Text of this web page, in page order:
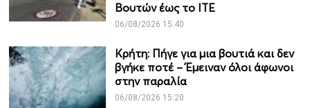
Βουτών έως το ΙΤΕ
06/08/2026 15:40
Κρήτη: Πήγε για μια βουτιά και δεν
βγήκε ποτέ – Έμειναν όλοι άφωνοι
στην παραλία
06/08/2026 15:20